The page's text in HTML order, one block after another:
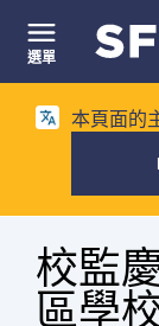
選單
尋
本頁面的
校監
區學